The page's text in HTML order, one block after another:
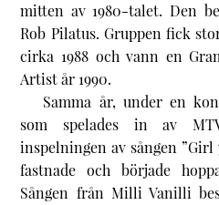
mitten av 1980-talet. Den
Rob Pilatus. Gruppen fick
cirka 1988 och vann en
Artist år 1990.
Samma år, under en
som spelades in av
inspelningen av sången ”Girl
fastnade och började
Sången från Milli Vanilli